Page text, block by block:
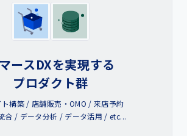
対策
ログラム
払い
ースDXを実現する
プロダクト群
ト構築 / 店舗販売・OMO / 来店予約
合 / データ分析 / データ活用 / etc...